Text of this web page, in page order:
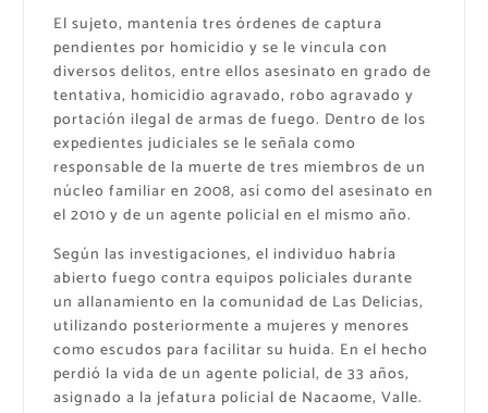
El sujeto, mantenía tres órdenes de captura
pendientes por homicidio y se le vincula con
diversos delitos, entre ellos asesinato en grado de
tentativa, homicidio agravado, robo agravado y
portación ilegal de armas de fuego. Dentro de los
expedientes judiciales se le señala como
responsable de la muerte de tres miembros de un
núcleo familiar en 2008, así como del asesinato en
el 2010 y de un agente policial en el mismo año.
Según las investigaciones, el individuo habría
abierto fuego contra equipos policiales durante
un allanamiento en la comunidad de Las Delicias,
utilizando posteriormente a mujeres y menores
como escudos para facilitar su huida. En el hecho
perdió la vida de un agente policial, de 33 años,
asignado a la jefatura policial de Nacaome, Valle.